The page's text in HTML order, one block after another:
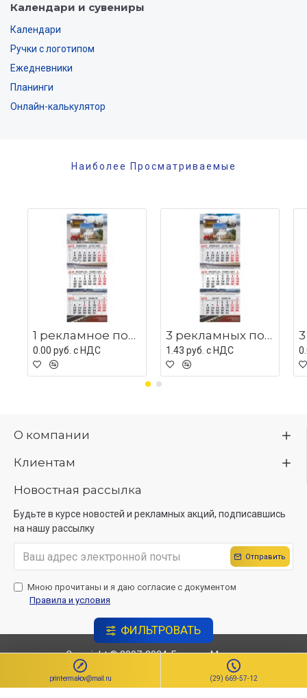
Календари и сувениры
Календари
Ручки с логотипом
Ежедневники
Планинги
Онлайн-калькулятор
Наиболее Просматриваемые
1 рекламное поле с люверсом
0.00 руб. c НДС
3 рекламных поля с мет планками
1.43 руб. c НДС
О компании
Клиентам
Новостная рассылка
Будьте в курсе новостей и рекламных акций, подписавшись
на нашу рассылку
Отправить
Мною прочитаны и я даю согласие с документом
Правила и условия
Copyright © 2007-2024, ЕрмаковМедиа
Создание сайта
print-ermakov@mail.ru (29) 669-57-12
ФИЛЬТРОВАТЬ